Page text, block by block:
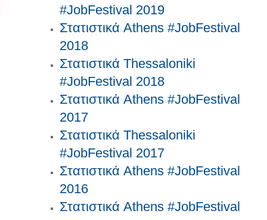
#JobFestival 2019
Στατιστικά Athens #JobFestival
2018
Στατιστικά Thessaloniki
#JobFestival 2018
Στατιστικά Athens #JobFestival
2017
Στατιστικά Thessaloniki
#JobFestival 2017
Στατιστικά Athens #JobFestival
2016
Στατιστικά Athens #JobFestival